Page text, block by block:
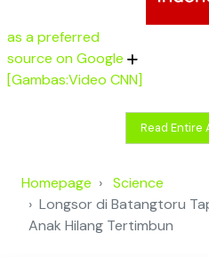
as a preferred
source on Google
[Gambas:Video CNN]
Read Entire
Homepage
Science
Longsor di Batangtoru
Anak Hilang Tertimbun